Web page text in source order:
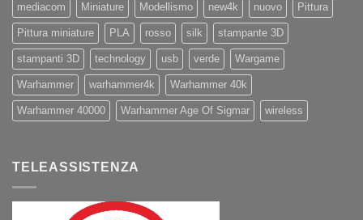
mediacom Miniature Modellismo new4k nuovo Pittura
Pittura miniature PLA rosso silk stampante 3D
stampanti 3D technology usb verde Wargame
Warhammer warhammer4k Warhammer 40k
Warhammer 40000 Warhammer Age Of Sigmar wireless
TELEASSISTENZA